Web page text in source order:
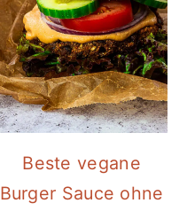
Beste vegane
Burger Sauce ohne